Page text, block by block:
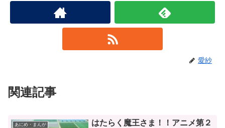
愛紗
関連記事
あにめ・まんが
はたらく魔王さま！！アニメ第２